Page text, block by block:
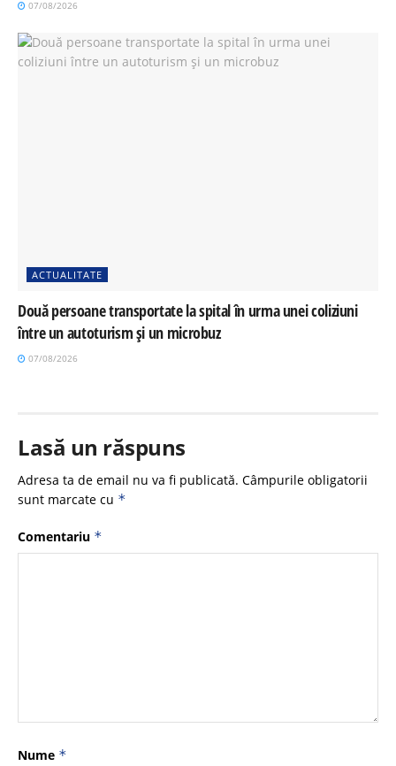
07/08/2026
ACTUALITATE
Două persoane transportate la spital în urma unei coliziuni
între un autoturism și un microbuz
07/08/2026
Lasă un răspuns
Adresa ta de email nu va fi publicată. Câmpurile obligatorii
sunt marcate cu *
Comentariu *
Nume *